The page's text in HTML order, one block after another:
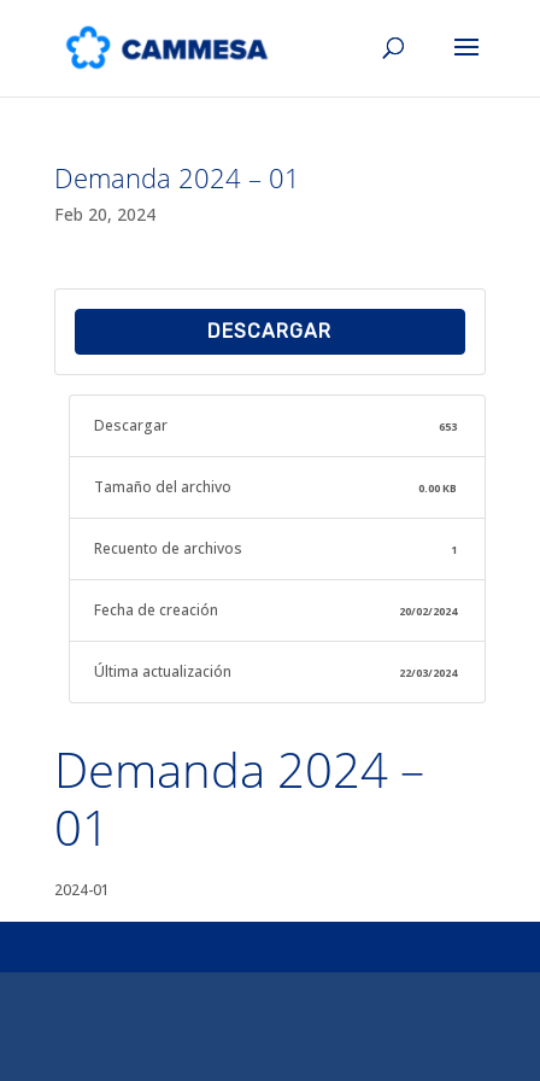
Demanda 2024 – 01
Feb 20, 2024
DESCARGAR
Descargar 653
Tamaño del archivo 0.00 KB
Recuento de archivos 1
Fecha de creación 20/02/2024
Última actualización 22/03/2024
Demanda 2024 –
01
2024-01